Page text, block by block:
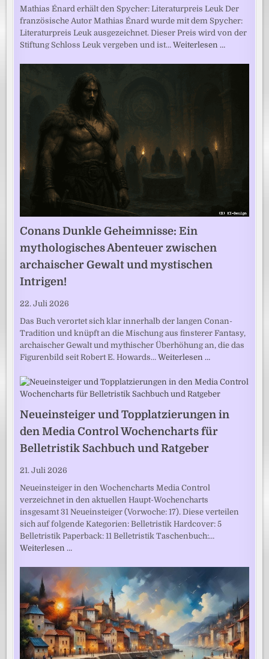
Mathias Énard erhält den Spycher: Literaturpreis Leuk Der
französische Autor Mathias Énard wurde mit dem Spycher:
Literaturpreis Leuk ausgezeichnet. Dieser Preis wird von der
Stiftung Schloss Leuk vergeben und ist…Weiterlesen …
Conans Dunkle Geheimnisse: Ein
mythologisches Abenteuer zwischen
archaischer Gewalt und mystischen
Intrigen!
22. Juli 2026
Das Buch verortet sich klar innerhalb der langen Conan-
Tradition und knüpft an die Mischung aus finsterer Fantasy,
archaischer Gewalt und mythischer Überhöhung an, die das
Figurenbild seit Robert E. Howards…Weiterlesen …
Neueinsteiger und Topplatzierungen in
den Media Control Wochencharts für
Belletristik Sachbuch und Ratgeber
21. Juli 2026
Neueinsteiger in den Wochencharts Media Control
verzeichnet in den aktuellen Haupt-Wochencharts
insgesamt 31 Neueinsteiger (Vorwoche: 17). Diese verteilen
sich auf folgende Kategorien: Belletristik Hardcover: 5
Belletristik Paperback: 11 Belletristik Taschenbuch:…
Weiterlesen …